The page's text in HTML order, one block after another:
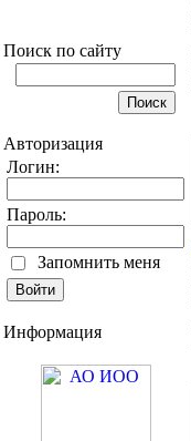
Поиск по сайту
Авторизация
Логин:
Пароль:
Запомнить меня
Информация